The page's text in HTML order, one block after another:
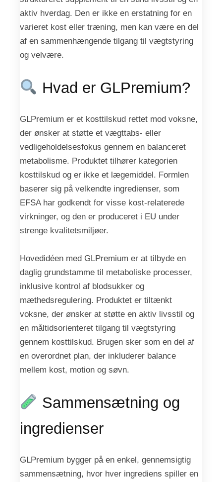
aktiv hverdag. Den er ikke en erstatning for en
varieret kost eller træning, men kan være en del
af en sammenhængende tilgang til vægtstyring
og velvære.
Hvad er GLPremium?
GLPremium er et kosttilskud rettet mod voksne,
der ønsker at støtte et vægttabs- eller
vedligeholdelsesfokus gennem en balanceret
metabolisme. Produktet tilhører kategorien
kosttilskud og er ikke et lægemiddel. Formlen
baserer sig på velkendte ingredienser, som
EFSA har godkendt for visse kost-relaterede
virkninger, og den er produceret i EU under
strenge kvalitetsmiljøer.
Hovedidéen med GLPremium er at tilbyde en
daglig grundstamme til metaboliske processer,
inklusive kontrol af blodsukker og
mæthedsregulering. Produktet er tiltænkt
voksne, der ønsker at støtte en aktiv livsstil og
en måltidsorienteret tilgang til vægtstyring
gennem kosttilskud. Brugen sker som en del af
en overordnet plan, der inkluderer balance
mellem kost, motion og søvn.
Sammensætning og
ingredienser
GLPremium bygger på en enkel, gennemsigtig
sammensætning, hvor hver ingrediens spiller en